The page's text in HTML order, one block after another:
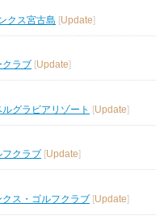
クス宮古島 [Update]
クラブ
Update
グラビアリゾート
[Update]
フクラブ [Update]
クス・ゴルフクラブ [Update]